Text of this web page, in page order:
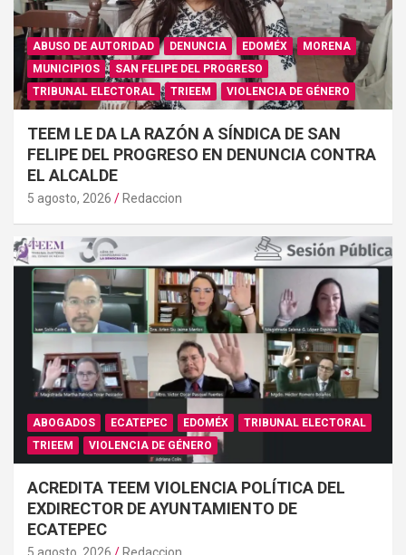
ABUSO DE AUTORIDAD DENUNCIA EDOMÉX
MORENA
MUNICIPIOS
SAN FELIPE DEL PROGRESO
TRIBUNAL ELECTORAL
TRIEEM VIOLENCIA DE GÉNERO
TEEM LE DA LA RAZÓN A SÍNDICA DE SAN
FELIPE DEL PROGRESO EN DENUNCIA CONTRA
EL ALCALDE
5 agosto, 2026 Redaccion
ABOGADOS ECATEPEC EDOMÉX
TRIBUNAL ELECTORAL
TRIEEM
VIOLENCIA DE GÉNERO
ACREDITA TEEM VIOLENCIA POLÍTICA DEL
EXDIRECTOR DE AYUNTAMIENTO DE
ECATEPEC
5 agosto, 2026 Redaccion